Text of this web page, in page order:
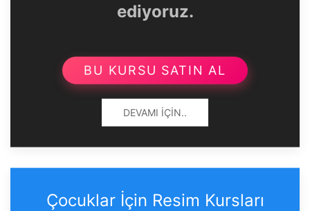
ediyoruz.
BU KURSU SATIN AL
DEVAMI İÇIN..
Çocuklar İçin Resim Kursları